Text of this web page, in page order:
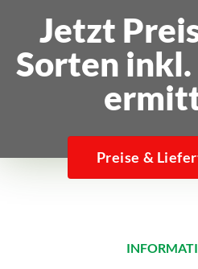
Jetzt
Sorten
Preise &